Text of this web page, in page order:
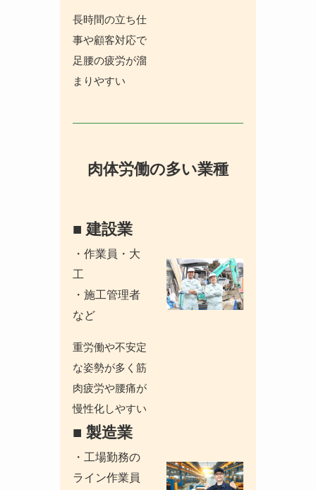
長時間の立ち仕
事や顧客対応で
足腰の疲労が溜
まりやすい
肉体労働の多い業種
■ 建設業
・作業員・大
工
・施工管理者
など
重労働や不安定
な姿勢が多く 筋
肉疲労や腰痛が
慢性化しやすい
■ 製造業
・工場勤務の
ライン作業員